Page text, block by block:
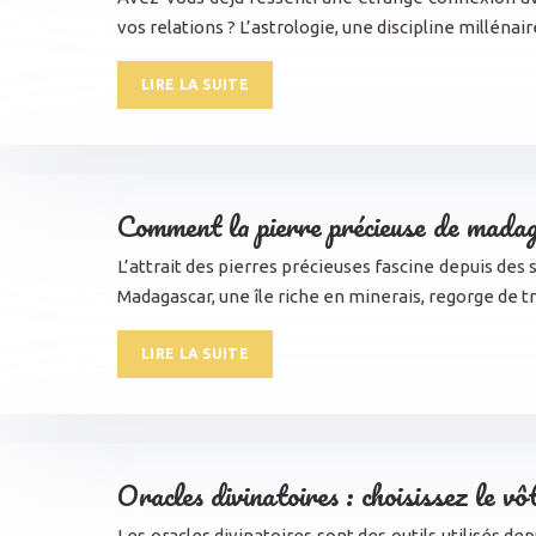
vos relations ? L’astrologie, une discipline
LIRE LA SUITE
Comment la pierre précieuse de
L’attrait des pierres précieuses fascine depuis
Madagascar, une île riche en minerais, regorge
LIRE LA SUITE
Oracles divinatoires : choisissez le